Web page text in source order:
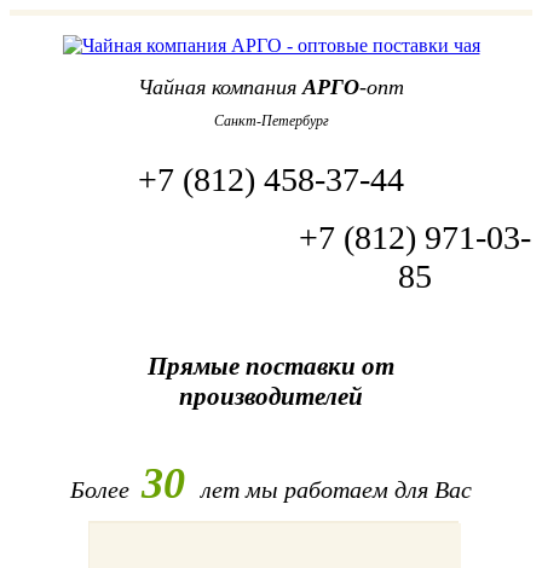
Чайная компанияАРГО-опт
Санкт-Петербург
+7 (812) 458-37-44
+7 (812) 971-03-
85
Прямые поставки от
производителей
Более30 летмы работаем для Вас